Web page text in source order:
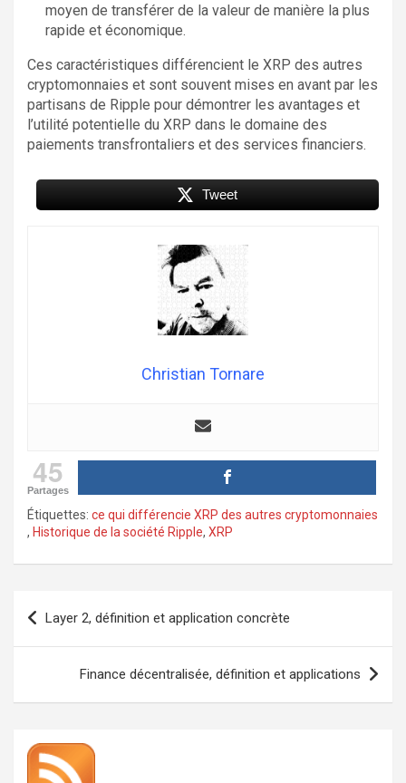
moyen de transférer de la valeur de manière la plus
rapide et économique.
Ces caractéristiques différencient le XRP des autres
cryptomonnaies et sont souvent mises en avant par les
partisans de Ripple pour démontrer les avantages et
l’utilité potentielle du XRP dans le domaine des
paiements transfrontaliers et des services financiers.
Tweet
Christian Tornare
45
Partages
Étiquettes: ce qui différencie XRP des autres cryptomonnaies
, Historique de la société Ripple, XRP
Navigation
de
l’article
Layer 2, définition et application concrète
Finance décentralisée, définition et applications